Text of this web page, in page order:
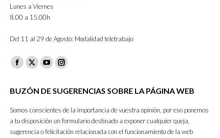
Lunes a Viernes
8.00 a 15.00h
Del 11 al 29 de Agosto: Modalidad teletrabajo
Facebook
opens
new
window
X
opens
new
window
YouTube
opens
new
window
Instagram
opens
in
new
window
BUZÓN DE SUGERENCIAS SOBRE LA PÁGINA WEB
Somos conscientes de la importancia de vuestra opinión, por eso ponemos
a tu disposición un formulario destinado a exponer cualquier queja,
sugerencia o felicitación relacionada con el funcionamiento de la web